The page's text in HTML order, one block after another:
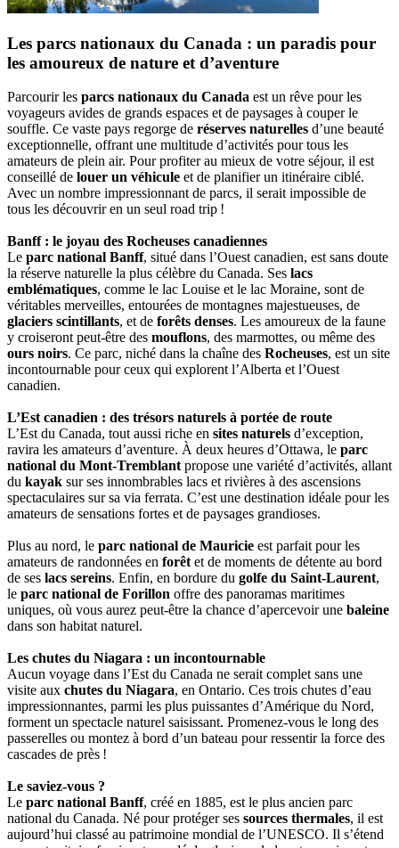
Les parcs nationaux du Canada : un paradis pour
les amoureux de nature et d’aventure
Parcourir les parcs nationaux du Canada est un rêve pour les
voyageurs avides de grands espaces et de paysages à couper le
souffle. Ce vaste pays regorge de réserves naturelles d’une beauté
exceptionnelle, offrant une multitude d’activités pour tous les
amateurs de plein air. Pour profiter au mieux de votre séjour, il est
conseillé de louer un véhicule et de planifier un itinéraire ciblé.
Avec un nombre impressionnant de parcs, il serait impossible de
tous les découvrir en un seul road trip !
Banff : le joyau des Rocheuses canadiennes
Le parc national Banff, situé dans l’Ouest canadien, est sans doute
la réserve naturelle la plus célèbre du Canada. Ses lacs
emblématiques, comme le lac Louise et le lac Moraine, sont de
véritables merveilles, entourées de montagnes majestueuses, de
glaciers scintillants, et de forêts denses. Les amoureux de la faune
y croiseront peut-être des mouflons, des marmottes, ou même des
ours noirs. Ce parc, niché dans la chaîne des Rocheuses, est un site
incontournable pour ceux qui explorent l’Alberta et l’Ouest
canadien.
L’Est canadien : des trésors naturels à portée de route
L’Est du Canada, tout aussi riche en sites naturels d’exception,
ravira les amateurs d’aventure. À deux heures d’Ottawa, le parc
national du Mont-Tremblantpropose une variété d’activités, allant
du kayak sur ses innombrables lacs et rivières à des ascensions
spectaculaires sur sa via ferrata. C’est une destination idéale pour les
amateurs de sensations fortes et de paysages grandioses.
Plus au nord, le parc national de Mauricie est parfait pour les
amateurs de randonnées en forêtet de moments de détente au bord
de ses lacs sereins. Enfin, en bordure du golfe du Saint-Laurent,
le parc national de Forillon offre des panoramas maritimes
uniques, où vous aurez peut-être la chance d’apercevoir une baleine
dans son habitat naturel.
Les chutes du Niagara : un incontournable
Aucun voyage dans l’Est du Canada ne serait complet sans une
visite aux chutes du Niagara, en Ontario. Ces trois chutes d’eau
impressionnantes, parmi les plus puissantes d’Amérique du Nord,
forment un spectacle naturel saisissant. Promenez-vous le long des
passerelles ou montez à bord d’un bateau pour ressentir la force des
cascades de près !
Le saviez-vous ?
Le parc national Banff, créé en 1885, est le plus ancien parc
national du Canada. Né pour protéger ses sources thermales, il est
aujourd’hui classé au patrimoine mondial de l’UNESCO. Il s’étend